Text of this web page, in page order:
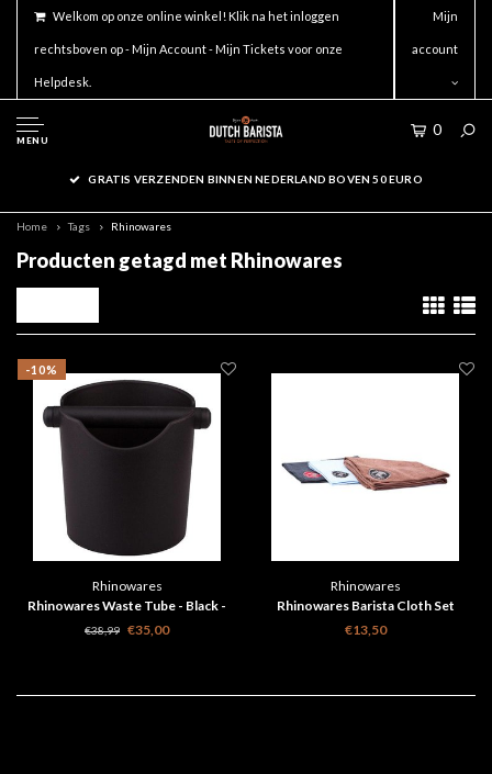
Welkom op onze online winkel! Klik na het inloggen
rechtsboven op - Mijn Account - Mijn Tickets voor onze
Helpdesk.
Mijn
account
MENU
0
GRATIS VERZENDEN BINNEN NEDERLAND BOVEN 50 EURO
Home Tags Rhinowares
Producten getagd met Rhinowares
-10%
Rhinowares
Rhinowares Waste Tube - Black -
150 mm
€38,99 €35,00
Rhinowares
Rhinowares Barista Cloth Set
€13,50